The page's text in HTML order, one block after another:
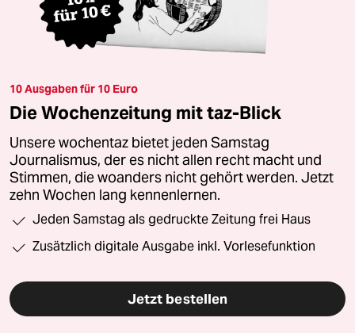
10 Ausgaben für 10 Euro
Die Wochenzeitung mit taz-Blick
Unsere wochentaz bietet jeden Samstag
Journalismus, der es nicht allen recht macht und
Stimmen, die woanders nicht gehört werden. Jetzt
zehn Wochen lang kennenlernen.
Jeden Samstag als gedruckte Zeitung frei Haus
Zusätzlich digitale Ausgabe inkl. Vorlesefunktion
Jetzt bestellen